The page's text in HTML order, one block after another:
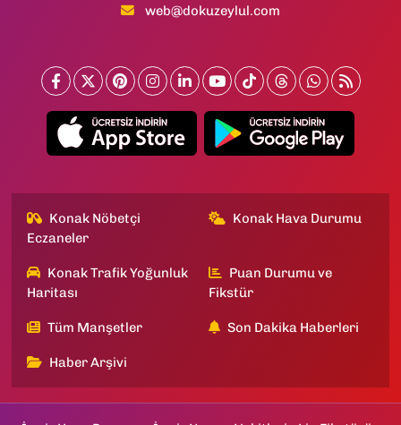
web@dokuzeylul.com
Konak Nöbetçi
Eczaneler
Konak Hava Durumu
Konak Trafik Yoğunluk
Haritası
Puan Durumu ve
Fikstür
Tüm Manşetler Son Dakika Haberleri
Haber Arşivi